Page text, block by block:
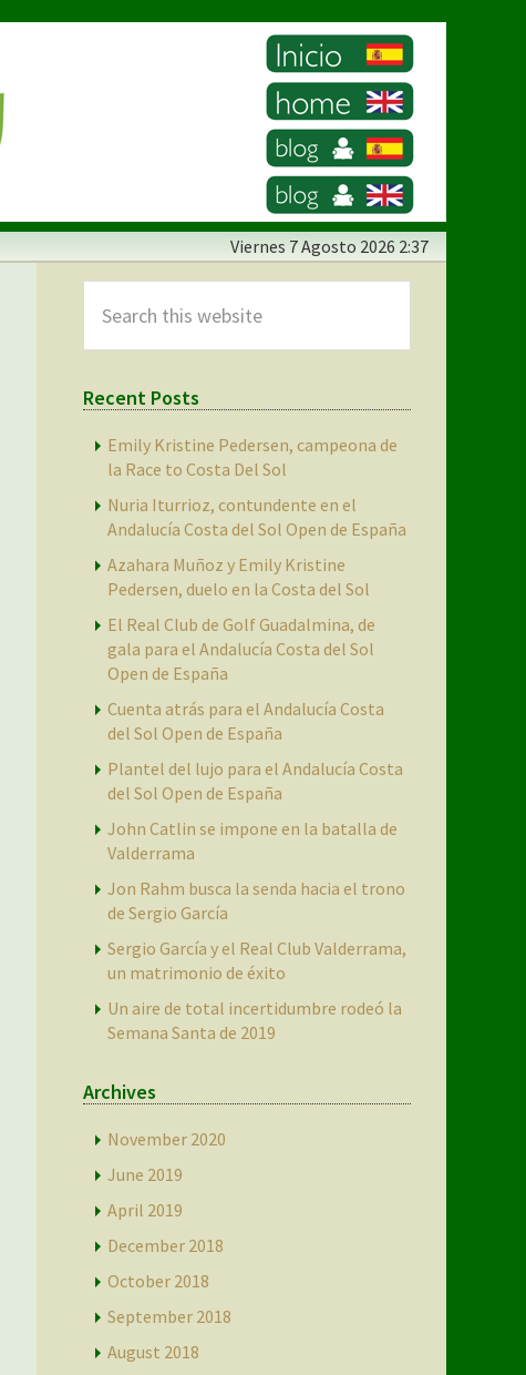
Viernes 7 Agosto 2026 2:37
Sidebar
this
website
Recent Posts
Emily Kristine Pedersen, campeona de
la Race to Costa Del Sol
Nuria Iturrioz, contundente en el
Andalucía Costa del Sol Open de España
Azahara Muñoz y Emily Kristine
Pedersen, duelo en la Costa del Sol
El Real Club de Golf Guadalmina, de
gala para el Andalucía Costa del Sol
Open de España
Cuenta atrás para el Andalucía Costa
del Sol Open de España
Plantel del lujo para el Andalucía Costa
del Sol Open de España
John Catlin se impone en la batalla de
Valderrama
Jon Rahm busca la senda hacia el trono
de Sergio García
Sergio García y el Real Club Valderrama,
un matrimonio de éxito
Un aire de total incertidumbre rodeó la
Semana Santa de 2019
Archives
November 2020
June 2019
April 2019
December 2018
October 2018
September 2018
August 2018